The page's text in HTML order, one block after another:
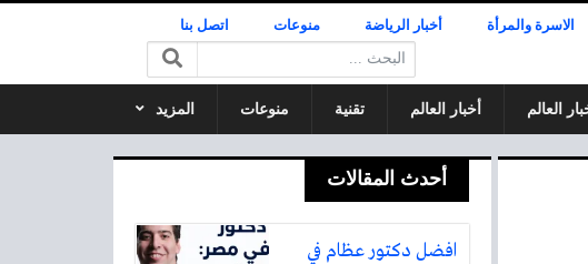
الاسرة والمرأة أخبار الرياضة منوعات اتصل بنا
البحث:
العالم أخبار العالم تقنية منوعات المزيد
أحدث المقالات
افضل دكتور عظام في